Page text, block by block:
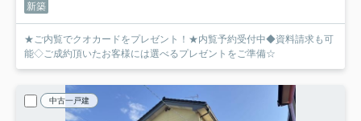
新築
★ご内覧でクオカードをプレゼント！★内覧予約受付中◆資料請求も可
能◇ご成約頂いたお客様には選べるプレゼントをご準備☆
中古一戸建